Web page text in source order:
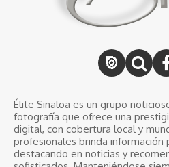
Élite Sinaloa es un grupo
fotografía que ofrece una
digital, con cobertura local y
profesionales brinda información
destacando en noticias y